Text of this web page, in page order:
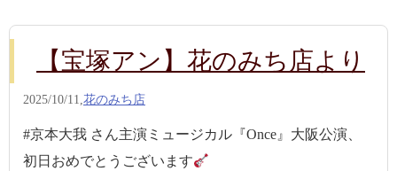
【宝塚アン】花のみち店より
2025/10/11,花のみち店
#京本大我 さん主演ミュージカル『Once』大阪公演、
初日おめでとうございます